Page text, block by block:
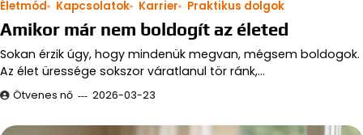
Életmód Kapcsolatok Karrier Praktikus dolgok
Amikor már nem boldogít az életed
Sokan érzik úgy, hogy mindenük megvan, mégsem boldogok.
Az élet üressége sokszor váratlanul tör ránk,…
Ötvenes nő 2026-03-23